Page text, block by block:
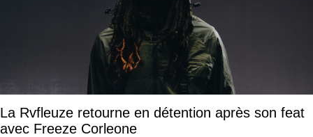
La Rvfleuze retourne en détention après son feat
avec Freeze Corleone